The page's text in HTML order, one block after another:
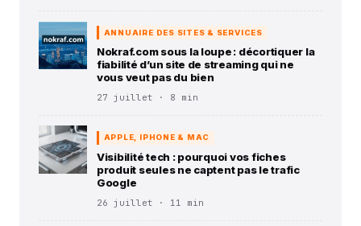
ANNUAIRE DES SITES & SERVICES
Nokraf.com sous la loupe : décortiquer la
fiabilité d’un site de streaming qui ne
vous veut pas du bien
27 juillet · 8 min
APPLE, IPHONE & MAC
Visibilité tech : pourquoi vos fiches
produit seules ne captent pas le trafic
Google
26 juillet · 11 min